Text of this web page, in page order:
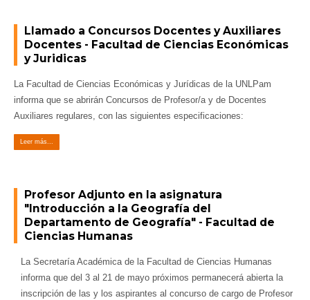
Llamado a Concursos Docentes y Auxiliares
Docentes - Facultad de Ciencias Económicas
y Juridicas
La Facultad de Ciencias Económicas y Jurídicas de la UNLPam
informa que se abrirán Concursos de Profesor/a y de Docentes
Auxiliares regulares, con las siguientes especificaciones:
Leer más...
Profesor Adjunto en la asignatura
"Introducción a la Geografía del
Departamento de Geografía" - Facultad de
Ciencias Humanas
La Secretaría Académica de la Facultad de Ciencias Humanas
informa que del 3 al 21 de mayo próximos permanecerá abierta la
inscripción de las y los aspirantes al concurso de cargo de Profesor